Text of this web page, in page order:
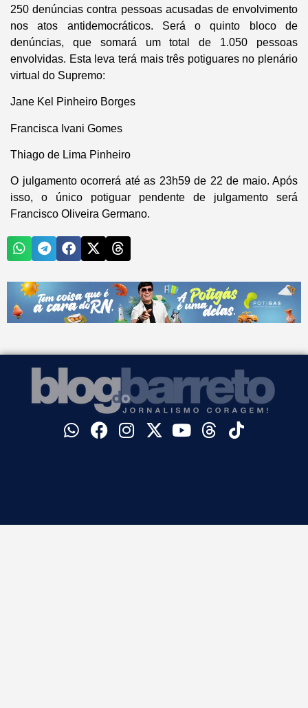
250 denúncias contra pessoas acusadas de envolvimento
nos atos antidemocráticos. Será o quinto bloco de
denúncias, que somará um total de 1.050 pessoas
envolvidas. Esta leva terá mais três potiguares no plenário
virtual do Supremo:
Jane Kel Pinheiro Borges
Francisca Ivani Gomes
Thiago de Lima Pinheiro
O julgamento ocorrerá até as 23h59 de 22 de maio. Após
isso, o único potiguar pendente de julgamento será
Francisco Oliveira Germano.